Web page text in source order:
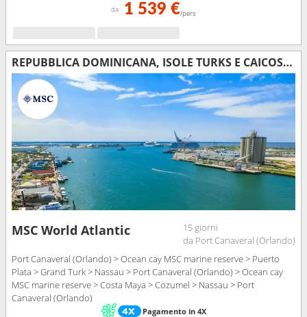
da 1 539 €/pers
REPUBBLICA DOMINICANA, ISOLE TURKS E CAICOS, STATI UNITI, BAHAMAS, MESSICO
MSC World Atlantic
15 giorni
da Port Canaveral (Orlando)
Port Canaveral (Orlando) > Ocean cay MSC marine reserve > Puerto
Plata > Grand Turk > Nassau > Port Canaveral (Orlando) > Ocean cay
MSC marine reserve > Costa Maya > Cozumel > Nassau > Port
Canaveral (Orlando)
Pagamento in 4X